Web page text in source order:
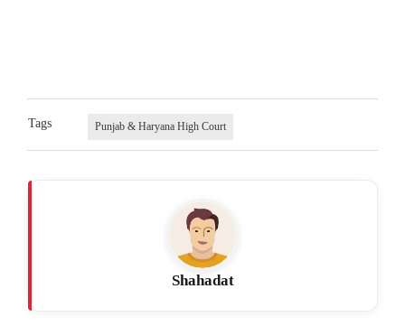
Tags Punjab & Haryana High Court
Shahadat